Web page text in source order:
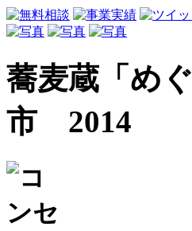
蕎麦蔵「め
市 2014